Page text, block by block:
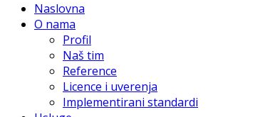
Naslovna
O nama
Profil
Naš tim
Reference
Licence i uverenja
Implementirani standardi